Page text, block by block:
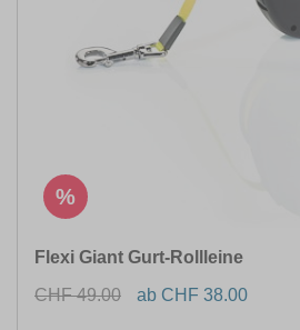
%
Flexi Giant Gurt-Rollleine
CHF 49.00
ab CHF 38.00